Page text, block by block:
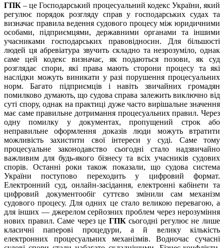
ГПК – це Господарський процесуальний кодекс України, який
регулює порядок розгляду справ у господарських судах та
визначає правила ведення судового процесу між юридичними
особами, підприємцями, державними органами та іншими
учасниками господарських правовідносин. Для більшості
людей ця абревіатура звучить складно та незрозуміло, однак
саме цей кодекс визначає, як подаються позови, як суд
розглядає спори, які права мають сторони процесу та які
наслідки можуть виникати у разі порушення процесуальних
норм. Багато підприємців і навіть звичайних громадян
помилково думають, що судова справа залежить виключно від
суті спору, однак на практиці дуже часто вирішальне значення
має саме правильне дотримання процесуальних правил. Через
одну помилку у документах, пропущений строк або
неправильне оформлення доказів люди можуть втратити
можливість захистити свої інтереси у суді. Саме тому
процесуальне законодавство сьогодні стало надзвичайно
важливим для будь-якого бізнесу та всіх учасників судових
спорів. Останні роки також показали, що судова система
України поступово переходить у цифровий формат.
Електронний суд, онлайн-засідання, електронні кабінети та
цифровий документообіг суттєво змінили сам механізм
судового процесу. Для одних це стало великою перевагою, а
для інших — джерелом серйозних проблем через нерозуміння
нових правил. Саме через це ГПКсьогодні регулює не лише
класичні паперові процедури, а й велику кількість
електронних процесуальних механізмів. Водночас сучасні